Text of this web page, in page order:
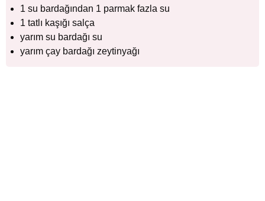
1 su bardağından 1 parmak fazla su
1 tatlı kaşığı salça
yarım su bardağı su
yarım çay bardağı zeytinyağı